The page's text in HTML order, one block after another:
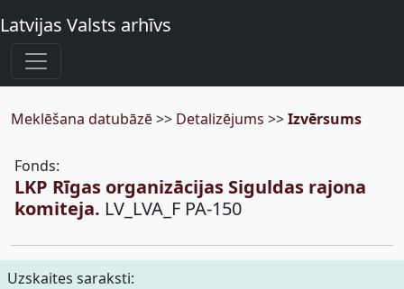
Latvijas Valsts arhīvs
Meklēšana datubāzē>> Detalizējums >>Izvērsums
Fonds:
LKP Rīgas organizācijas Siguldas rajona
komiteja. LV_LVA_F PA-150
Uzskaites saraksti: